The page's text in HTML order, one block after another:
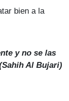
bien a la
y no se las
Sahih Al Bujari)